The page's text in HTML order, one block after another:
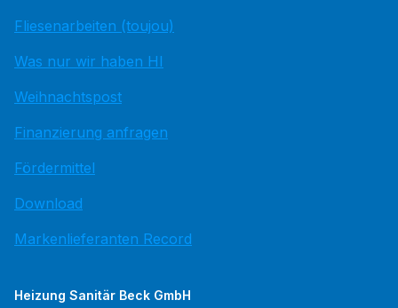
Fliesenarbeiten (toujou)
Was nur wir haben HI
Weihnachtspost
Finanzierung anfragen
Fördermittel
Download
Markenlieferanten Record
Heizung Sanitär Beck GmbH